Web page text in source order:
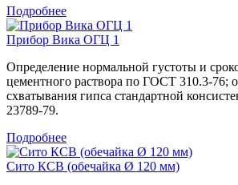
Подробнее
Прибор Вика ОГЦ 1
Определение нормальной густоты и
цементного раствора по ГОСТ 310.3-76;
схватывания гипса стандартной
23789-79.
Подробнее
Сито КСВ (обечайка Ø 120 мм)